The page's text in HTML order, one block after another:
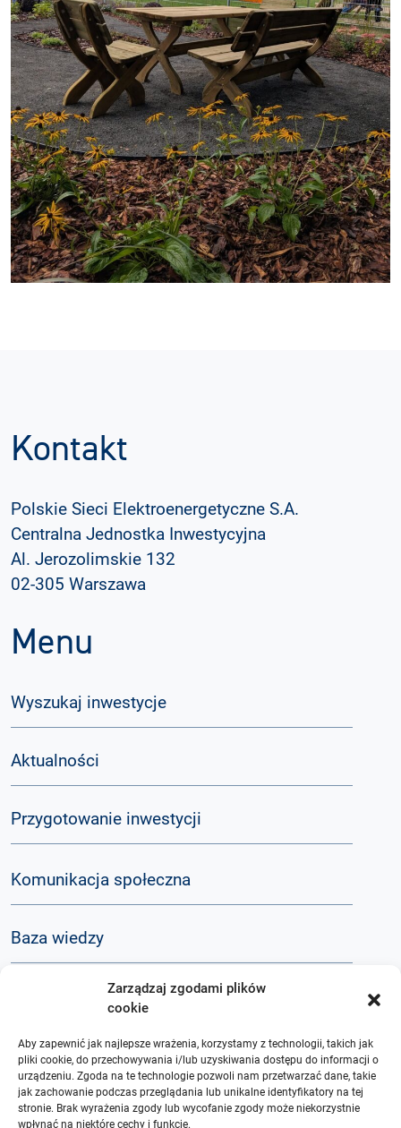
Zarządzaj zgodami plików
cookie
Aby zapewnić jak najlepsze wrażenia, korzystamy z technologii, takich jak
pliki cookie, do przechowywania i/lub uzyskiwania dostępu do informacji o
urządzeniu. Zgoda na te technologie pozwoli nam przetwarzać dane, takie
jak zachowanie podczas przeglądania lub unikalne identyfikatory na tej
stronie. Brak wyrażenia zgody lub wycofanie zgody może niekorzystnie
wpłynąć na niektóre cechy i funkcje.
Kontakt
Polskie Sieci Elektroenergetyczne S.A.
Centralna Jednostka Inwestycyjna
Al. Jerozolimskie 132
02-305 Warszawa
Menu
Wyszukaj inwestycje
Aktualności
Przygotowanie inwestycji
Komunikacja społeczna
Baza wiedzy
O nas